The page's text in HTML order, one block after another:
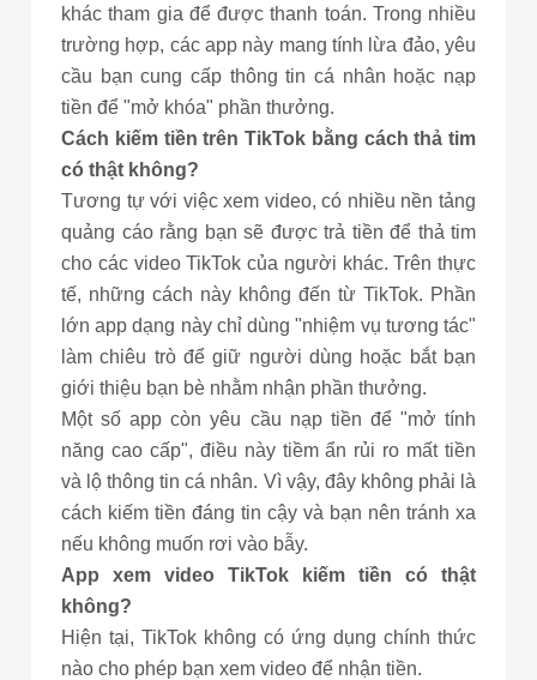
khác tham gia để được thanh toán. Trong nhiều
trường hợp, các app này mang tính lừa đảo, yêu
cầu bạn cung cấp thông tin cá nhân hoặc nạp
tiền để "mở khóa" phần thưởng.
Cách kiếm tiền trên TikTok bằng cách thả tim
có thật không?
Tương tự với việc xem video, có nhiều nền tảng
quảng cáo rằng bạn sẽ được trả tiền để thả tim
cho các video TikTok của người khác. Trên thực
tế, những cách này không đến từ TikTok. Phần
lớn app dạng này chỉ dùng "nhiệm vụ tương tác"
làm chiêu trò để giữ người dùng hoặc bắt bạn
giới thiệu bạn bè nhằm nhận phần thưởng.
Một số app còn yêu cầu nạp tiền để "mở tính
năng cao cấp", điều này tiềm ẩn rủi ro mất tiền
và lộ thông tin cá nhân. Vì vậy, đây không phải là
cách kiếm tiền đáng tin cậy và bạn nên tránh xa
nếu không muốn rơi vào bẫy.
App xem video TikTok kiếm tiền có thật
không?
Hiện tại, TikTok không có ứng dụng chính thức
nào cho phép bạn xem video để nhận tiền.